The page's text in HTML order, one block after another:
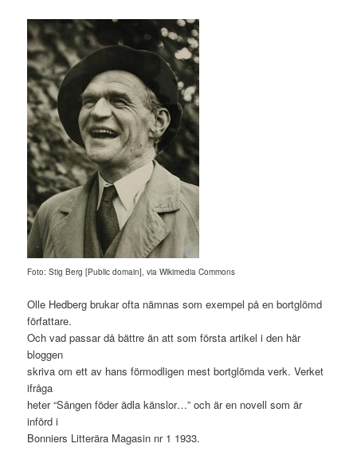
Foto: Stig Berg [Public domain], via Wikimedia Commons
Olle Hedberg brukar ofta nämnas som exempel på en bortglömd
författare.
Och vad passar då bättre än att som första artikel i den här
bloggen
skriva om ett av hans förmodligen mest bortglömda verk. Verket
ifråga
heter “Sången föder ädla känslor…” och är en novell som är
införd i
Bonniers Litterära Magasin nr 1 1933.